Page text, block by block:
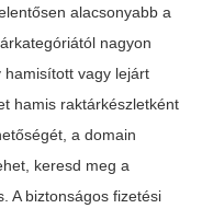
alacsonyabb a
nagyon
hamisított vagy lejárt
hamis raktárkészletként
a domain
keresd meg a
A biztonságos fizetési